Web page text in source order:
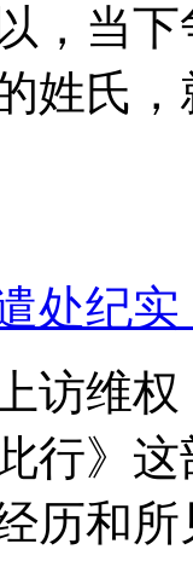
，当
姓氏
纪实
访维
行》
历和